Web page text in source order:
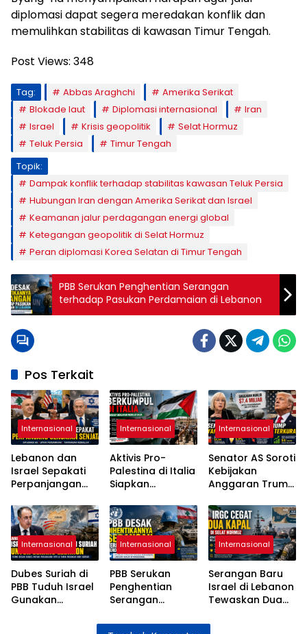
diplomasi dapat segera meredakan konflik dan
memulihkan stabilitas di kawasan Timur Tengah.
Post Views: 348
Tag: Abbas Araghchi
Amerika Serikat
Blokade laut
Diplomasi internasional
Iran
Israel
Krisis geopolitik
Selat Hormuz
Teluk Persia
Timur Tengah
Topik:
Dampak konflik terhadap stabilitas kawasan Teluk Persia
Hubungan Iran dengan Amerika Serikat dan Israel
Keamanan jalur perdagangan energi global
Ketegangan geopolitik di Selat Hormuz
Peran diplomasi Korea Selatan di Timur Tengah
PBB Serukan Penghentian Serangan
terhadap Pasukan Perdamaian di Lebanon
Pos Terkait
Internasional
Lebanon dan
Israel Sepakati
Perpanjangan
Senjata Selama
Tiga Minggu
Internasional
Aktivis Pro-
Palestina di Italia
Siapkan
Kemanusiaan
Menuju Gaza
Internasional
Senator AS Soroti
Kebijakan
Anggaran Trump
Lonjakan Biaya
Hidup
Internasional
Dubes Suriah di
PBB Tuduh Israel
Gunakan
Internasional
PBB Serukan
Penghentian
Serangan
Pasukan
Internasional
Serangan Baru
Israel di Lebanon
Tewaskan Dua
Gencatan